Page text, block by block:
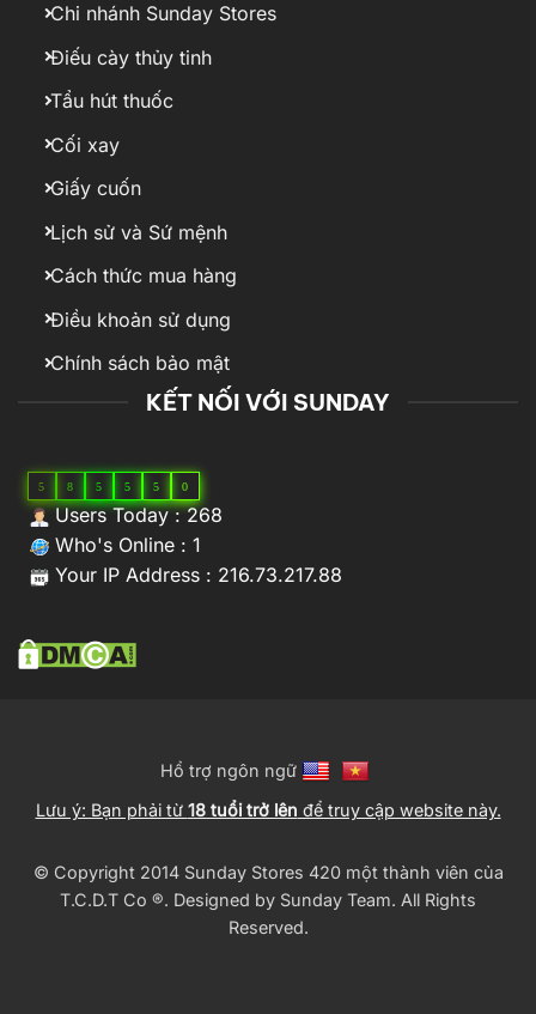
Chi nhánh Sunday Stores
Điếu cày thủy tinh
Tẩu hút thuốc
Cối xay
Giấy cuốn
Lịch sử và Sứ mệnh
Cách thức mua hàng
Điều khoản sử dụng
Chính sách bảo mật
KẾT NỐI VỚI SUNDAY
5 8 5 5 5 0
Users Today : 268
Who's Online : 1
Your IP Address : 216.73.217.88
Hổ trợ ngôn ngữ
Lưu ý: Bạn phải từ 18 tuổi trở lên để truy cập website này.
© Copyright 2014 Sunday Stores 420 một thành viên của
T.C.D.T Co ®️. Designed by Sunday Team. All Rights
Reserved.